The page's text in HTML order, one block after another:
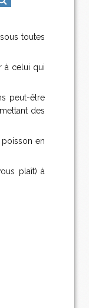
toutes
à celui qui
peut-être
des
en
plaît) à